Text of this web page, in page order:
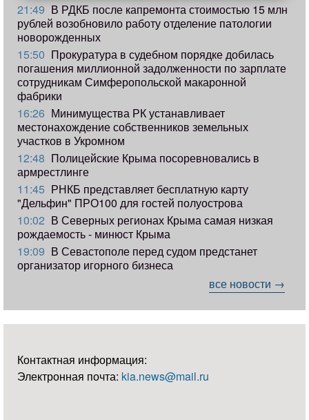
21:49 В РДКБ после капремонта стоимостью 15 млн
рублей возобновило работу отделение патологии
новорожденных
15:50 Прокуратура в судебном порядке добилась
погашения миллионной задолженности по зарплате
сотрудникам Симферопольской макаронной
фабрики
16:26 Минимущества РК устанавливает
местонахождение собственников земельных
участков в Укромном
12:48 Полицейские Крыма посоревновались в
армрестлинге
11:45 РНКБ представляет бесплатную карту
"Дельфин" ПРО100 для гостей полуострова
10:02 В Северных регионах Крыма самая низкая
рождаемость - минюст Крыма
19:09 В Севастополе перед судом предстанет
организатор игорного бизнеса
все новости →
Контактная информация:
Электронная почта: kia.news@mail.ru